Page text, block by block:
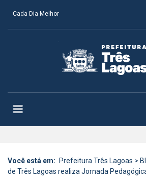
Cada Dia Melhor
Você está em: Prefeitura Três Lagoas >
de Três Lagoas realiza Jornada